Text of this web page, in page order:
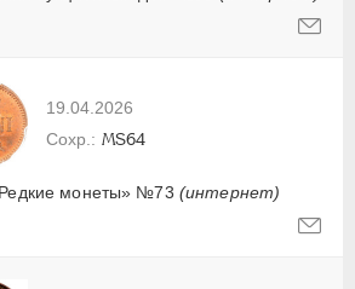
19.04.2026
монеты» №73 (интернет)
MS64